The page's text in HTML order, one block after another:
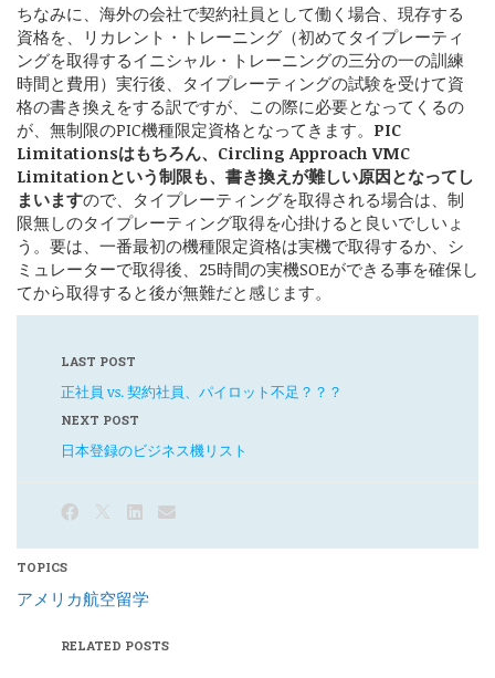
ちなみに、海外の会社で契約社員として働く場合、現存する
資格を、リカレント・トレーニング（初めてタイプレーティ
ングを取得するイニシャル・トレーニングの三分の一の訓練
時間と費用）実行後、タイプレーティングの試験を受けて資
格の書き換えをする訳ですが、この際に必要となってくるの
が、無制限のPIC機種限定資格となってきます。 PIC
Limitationsはもちろん、Circling Approach VMC
Limitationという制限も、書き換えが難しい原因となってし
まいますので、タイプレーティングを取得される場合は、制
限無しのタイプレーティング取得を心掛けると良いでしいょ
う。要は、一番最初の機種限定資格は実機で取得するか、シ
ミュレーターで取得後、25時間の実機SOEができる事を確保し
てから取得すると後が無難だと感じます。
LAST POST
正社員 vs. 契約社員、パイロット不足？？？
NEXT POST
日本登録のビジネス機リスト
TOPICS
アメリカ航空留学
RELATED POSTS